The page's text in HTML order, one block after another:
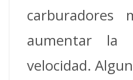
carburadores
aumentar la
velocidad.